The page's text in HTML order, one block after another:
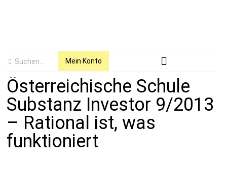
Mein Konto
Österreichische Schule
Substanz Investor 9/2013
– Rational ist, was
funktioniert